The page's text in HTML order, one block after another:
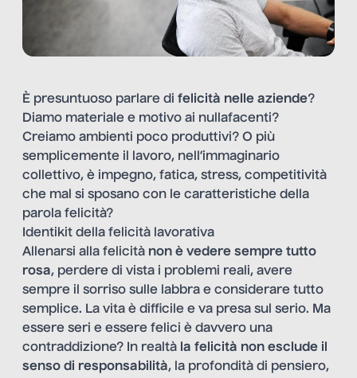
È presuntuoso parlare di felicità nelle aziende?
Diamo materiale e motivo ai nullafacenti?
Creiamo ambienti poco produttivi? O più
semplicemente il lavoro, nell’immaginario
collettivo, è impegno, fatica, stress, competitività
che mal si sposano con le caratteristiche della
parola felicità?
Identikit della felicità lavorativa
Allenarsi alla felicità non è vedere sempre tutto
rosa, perdere di vista i problemi reali, avere
sempre il sorriso sulle labbra e considerare tutto
semplice. La vita è difficile e va presa sul serio. Ma
essere seri e essere felici è davvero una
contraddizione? In realtà la felicità non esclude il
senso di responsabilità, la profondità di pensiero,